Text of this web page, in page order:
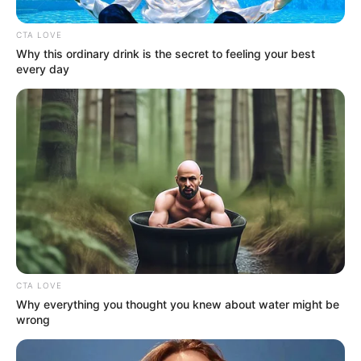
Lea también:Expresidente, Álvaro Uribe confirmó que
desde el Centro Democrático, se pretende su aspiración al
Senado en 2026
CTA LOVE
Why this ordinary drink is the secret to feeling your best
every day
CTA LOVE
Why everything you thought you knew about water might be
wrong